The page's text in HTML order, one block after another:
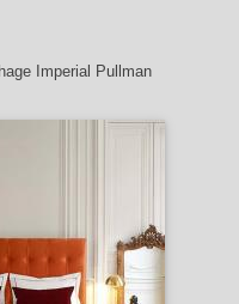
Imperial Pullman